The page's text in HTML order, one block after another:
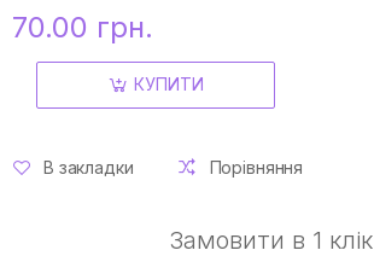
70.00 грн.
КУПИТИ
В закладки Порівняння
Замовити в 1 клік